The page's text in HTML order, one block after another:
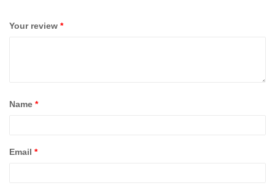
Your review *
Name *
Email *